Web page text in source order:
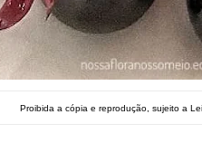
Proibida a cópia e reprodução, sujeito a